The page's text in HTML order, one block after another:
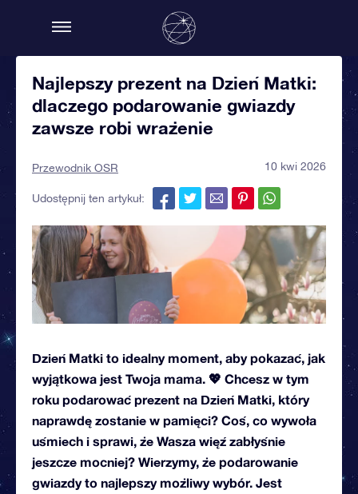
Najlepszy prezent na Dzień Matki:
dlaczego podarowanie gwiazdy
zawsze robi wrażenie
Przewodnik OSR 10 kwi 2026
Udostępnij ten artykuł:
Dzień Matki to idealny moment, aby pokazać, jak
wyjątkowa jest Twoja mama. 💖 Chcesz w tym
roku podarować prezent na Dzień Matki, który
naprawdę zostanie w pamięci? Coś, co wywoła
uśmiech i sprawi, że Wasza więź zabłyśnie
jeszcze mocniej? Wierzymy, że podarowanie
gwiazdy to najlepszy możliwy wybór. Jest